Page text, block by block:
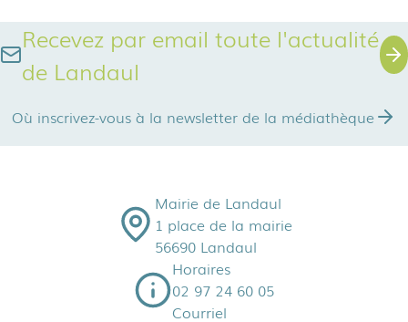
Recevez par email toute l'actualité
de Landaul
Où inscrivez-vous à la newsletter de la médiathèque
Mairie de Landaul
1 place de la mairie
56690 Landaul
Horaires
02 97 24 60 05
Courriel